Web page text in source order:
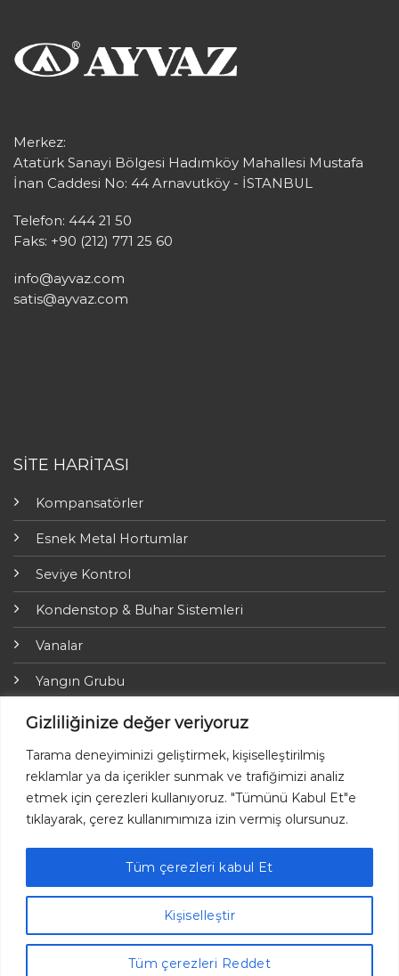
Gizliliğinize değer veriyoruz
Tarama deneyiminizi geliştirmek, kişiselleştirilmiş
reklamlar ya da içerikler sunmak ve trafiğimizi analiz
etmek için çerezleri kullanıyoruz. "Tümünü Kabul Et"e
tıklayarak, çerez kullanımımıza izin vermiş olursunuz.
Kişiselleştir
Tüm çerezleri Reddet
Tüm çerezleri kabul Et
Merkez:
Atatürk Sanayi Bölgesi Hadımköy Mahallesi Mustafa
İnan Caddesi No: 44 Arnavutköy - İSTANBUL
Telefon: 444 21 50
Faks: +90 (212) 771 25 60
info@ayvaz.com
satis@ayvaz.com
SİTE HARİTASI
Kompansatörler
Esnek Metal Hortumlar
Seviye Kontrol
Kondenstop & Buhar Sistemleri
Vanalar
Yangın Grubu
ARI-Armaturen
Yalıtım Grubu
Online Ödemeler
Ayvaz © 2026 Her hakkı saklıdır.